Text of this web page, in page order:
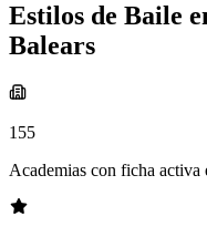
Estilos de Baile
Balears
155
Academias con ficha activa